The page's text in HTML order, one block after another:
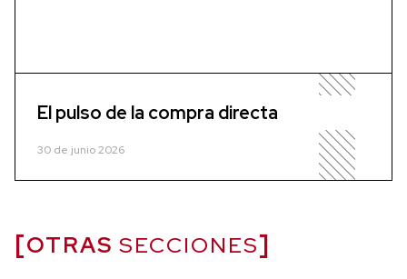
El pulso de la compra directa
30 de junio 2026
OTRAS SECCIONES